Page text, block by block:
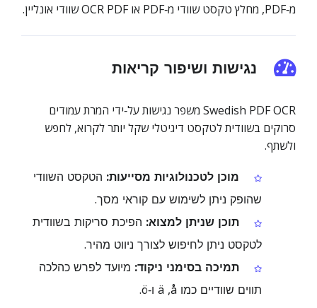
מ‑PDF, מחלץ טקסט שוודי מ‑PDF או OCR PDF שוודי אונליין.
נגישות ושיפור קריאות
Swedish PDF OCR משפר נגישות על‑ידי המרת עמודים
סרוקים בשוודית לטקסט דיגיטלי שקל יותר לקרוא, לחפש
ולשתף.
מוכן לטכנולוגיות מסייעות: הטקסט השוודי
שהופק ניתן לשימוש עם קוראי מסך.
תוכן שניתן למצוא: הפיכת סריקות בשוודית
לטקסט ניתן לחיפוש לצורך ניווט מהיר.
תמיכה בסימני ניקוד: מיועד לפרש כהלכה
תווים שוודיים כמו å, ‏ä ו‑ö.